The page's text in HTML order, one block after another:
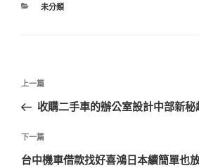
分
未分類
文
導
覽
上
一
文
章
上一篇
收購二手車的辦公室設計中部新
下
一
下一篇
台中機車借款找好喜鴻日本續簡單也